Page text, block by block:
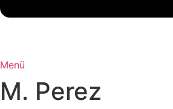
Menü
M. Perez